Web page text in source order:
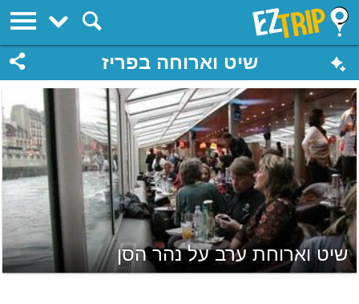
EZTrip
שיט וארוחה בפריז
שיט וארוחת ערב על נהר הסן